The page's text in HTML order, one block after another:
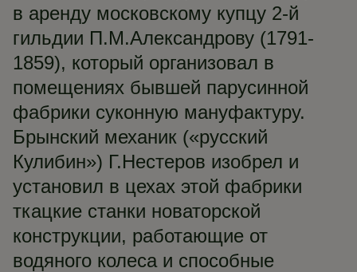
в аренду московскому купцу 2-й
гильдии П.М.Александрову (1791-
1859), который организовал в
помещениях бывшей парусинной
фабрики суконную мануфактуру.
Брынский механик («русский
Кулибин») Г.Нестеров изобрел и
установил в цехах этой фабрики
ткацкие станки новаторской
конструкции, работающие от
водяного колеса и способные